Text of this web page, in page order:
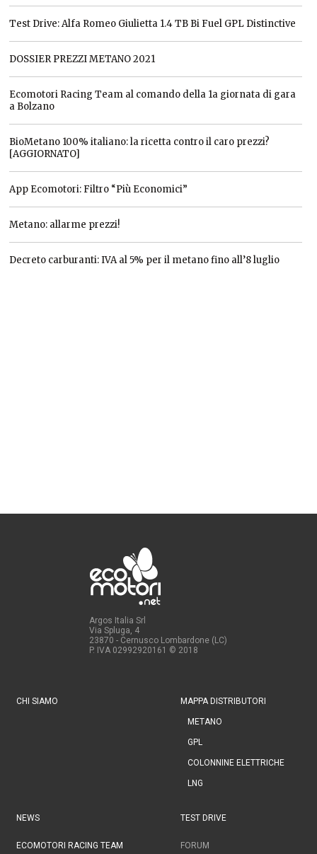
Test Drive: Alfa Romeo Giulietta 1.4 TB Bi Fuel GPL Distinctive
DOSSIER PREZZI METANO 2021
Ecomotori Racing Team al comando della 1a giornata di gara
a Bolzano
BioMetano 100% italiano: la ricetta contro il caro prezzi?
[AGGIORNATO]
App Ecomotori: Filtro “Più Economici”
Metano: allarme prezzi!
Decreto carburanti: IVA al 5% per il metano fino all’8 luglio
Argos Italia Srl
Via Spluga, 4
23870 - Cernusco Lombardone (LC)
P. IVA 02992920161 © 2018
CHI SIAMO MAPPA DISTRIBUTORI
METANO
GPL
COLONNINE ELETTRICHE
LNG
NEWS TEST DRIVE
ECOMOTORI RACING TEAM FORUM